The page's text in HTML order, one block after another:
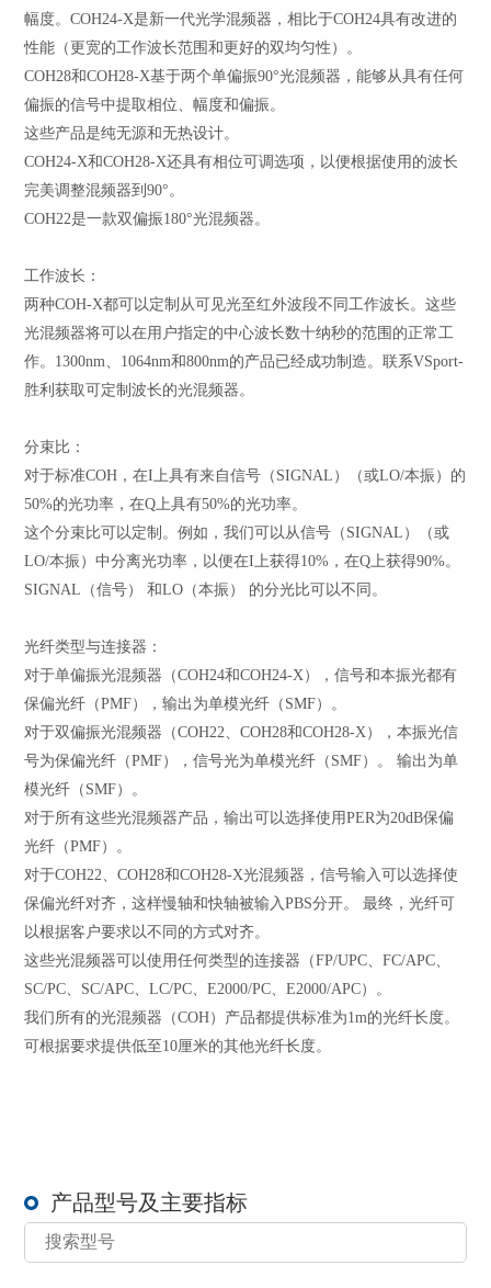
幅度。COH24-X是新一代光学混频器，相比于COH24具有改进的
性能（更宽的工作波长范围和更好的双均匀性）。
COH28和COH28-X基于两个单偏振90°光混频器，能够从具有任何
偏振的信号中提取相位、幅度和偏振。
这些产品是纯无源和无热设计。
COH24-X和COH28-X还具有相位可调选项，以便根据使用的波长
完美调整混频器到90°。
COH22是一款双偏振180°光混频器。
工作波长：
两种COH-X都可以定制从可见光至红外波段不同工作波长。这些
光混频器将可以在用户指定的中心波长数十纳秒的范围的正常工
作。1300nm、1064nm和800nm的产品已经成功制造。联系VSport-
胜利获取可定制波长的光混频器。
分束比：
对于标准COH，在I上具有来自信号（SIGNAL）（或LO/本振）的
50%的光功率，在Q上具有50%的光功率。
这个分束比可以定制。例如，我们可以从信号（SIGNAL）（或
LO/本振）中分离光功率，以便在I上获得10%，在Q上获得90%。
SIGNAL（信号） 和LO（本振） 的分光比可以不同。
光纤类型与连接器：
对于单偏振光混频器（COH24和COH24-X），信号和本振光都有
保偏光纤（PMF），输出为单模光纤（SMF）。
对于双偏振光混频器（COH22、COH28和COH28-X），本振光信
号为保偏光纤（PMF），信号光为单模光纤（SMF）。 输出为单
模光纤（SMF）。
对于所有这些光混频器产品，输出可以选择使用PER为20dB保偏
光纤（PMF）。
对于COH22、COH28和COH28-X光混频器，信号输入可以选择使
保偏光纤对齐，这样慢轴和快轴被输入PBS分开。 最终，光纤可
以根据客户要求以不同的方式对齐。
这些光混频器可以使用任何类型的连接器（FP/UPC、FC/APC、
SC/PC、SC/APC、LC/PC、E2000/PC、E2000/APC）。
我们所有的光混频器（COH）产品都提供标准为1m的光纤长度。
可根据要求提供低至10厘米的其他光纤长度。
产品型号及主要指标